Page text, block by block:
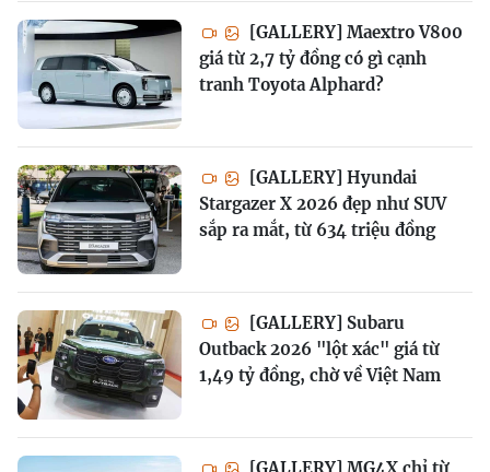
[GALLERY] Maextro V800
giá từ 2,7 tỷ đồng có gì cạnh
tranh Toyota Alphard?
[GALLERY] Hyundai
Stargazer X 2026 đẹp như SUV
sắp ra mắt, từ 634 triệu đồng
[GALLERY] Subaru
Outback 2026 "lột xác" giá từ
1,49 tỷ đồng, chờ về Việt Nam
[GALLERY] MG4X chỉ từ